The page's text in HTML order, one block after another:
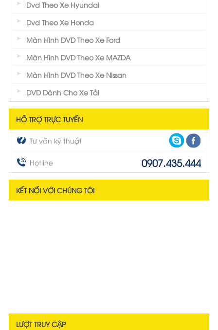
Dvd Theo Xe Hyundai
Dvd Theo Xe Honda
Màn Hình DVD Theo Xe Ford
Màn Hình DVD Theo Xe MAZDA
Màn Hình DVD Theo Xe Nissan
DVD Dành Cho Xe Tải
HỖ TRỢ TRỰC TUYẾN
Tư vấn kỹ thuật
Hotline 0907.435.444
KẾT NỐI VỚI CHÚNG TÔI
LƯỢT TRUY CẬP